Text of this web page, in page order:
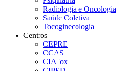
Radiologia e Oncologia
Saúde Coletiva
Tocoginecologia
Centros
CEPRE
CCAS
CIATox